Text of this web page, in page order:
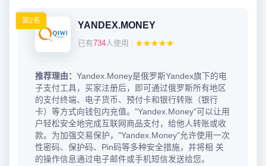
第2名 YANDEX.MONEY
已有734人使用 ★★★★★
推荐理由： Yandex.Money是俄罗斯Yandex旗下的电
子支付工具，买家注册后，即可通过俄罗斯所有地区
的支付终端、电子货币、预付卡和银行转账（银行
卡）等方式向钱包内充值。"Yandex.Money"可以让用
户轻松安全地完成互联网商品支付，给他人转账或收
款。为加强交易保护，"Yandex.Money"允许使用一次
性密码、保护码、Pin码等多种安全措施，并将相 关
的操作信息通过电子邮件或手机短信发送给您。